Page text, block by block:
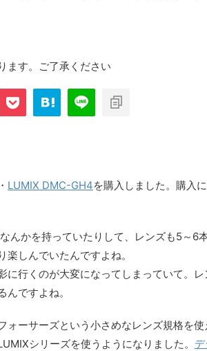
ます。ご了承ください
public_html/blog/wp-
sns-count-
LUMIX DMC-GH4を購入しました。購入
んかを持っていたりして、レンズも5～6
しんでいたんですよね。
行くのが大変になってしまっていて。レ
ですよね。
ーサーズという小さめなレンズ規格を使
シリーズを使うようになりました。